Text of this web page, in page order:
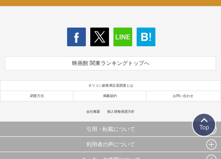
映画館 関東ランキングトップへ
オリコン顧客満足度調査とは
調査方法 掲載規約 お問い合わせ
会社概要 個人情報保護方針
引用・転載について
当サイトで公開されている情報（文字、写真、イラスト、画像データ等）及びこれらの配置・
利用者の声について
Top